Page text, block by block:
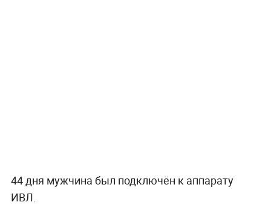
44 дня мужчина был подключён к аппарату
ИВЛ.